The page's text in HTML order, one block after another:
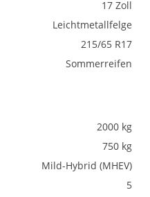
17 Zoll
Leichtmetallfelge
215/65 R17
Sommerreifen
2000 kg
750 kg
Mild-Hybrid (MHEV)
5